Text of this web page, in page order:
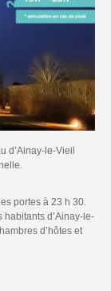
d’Ainay-le-Vieil
portes à 23 h 30.
habitants d’Ainay-le-
d’hôtes et